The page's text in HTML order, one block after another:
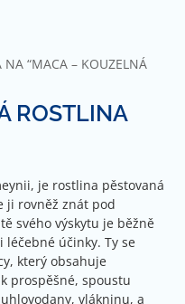
NA “MACA – KOUZELNÁ
ROSTLINA
je rostlina pěstovaná
ji rovněž znát pod
svého výskytu je běžně
léčebné účinky. Ty se
který obsahuje
prospěšné, spoustu
vlákninu, a